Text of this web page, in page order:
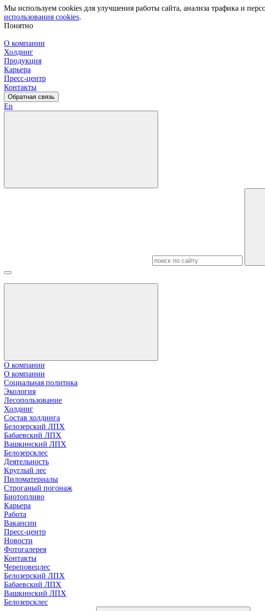
Мы используем cookies для улучшения работы сайта, анализа трафика и
использования cookies.
Понятно
О компании
Холдинг
Продукция
Карьера
Пресс-центр
Контакты
Обратная связь
En
О компании
О компании
Социальная политика
Экология
Лесопользование
Холдинг
Состав холдинга
Белозерский ЛПХ
Бабаевский ЛПХ
Вашкинский ЛПХ
Белозерсклес
Деятельность
Круглый лес
Пиломатериалы
Строганый погонаж
Биотопливо
Карьера
Работа
Вакансии
Пресс-центр
Новости
Фотогалерея
Контакты
Череповецлес
Белозерский ЛПХ
Бабаевский ЛПХ
Вашкинский ЛПХ
Белозерсклес